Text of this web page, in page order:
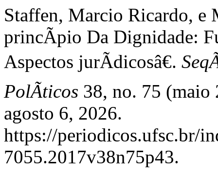
Staffen, Marcio Ricardo, e
princÃ­pio Da Dignidade:
Aspectos jurÃ­dicosâ€.
PolÃ­ticos 38, no. 75 (maio
agosto 6, 2026.
https://periodicos.ufsc.br/
7055.2017v38n75p43.